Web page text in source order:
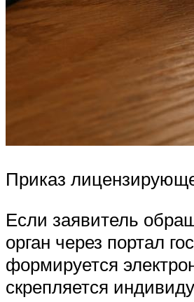
Приказ
Если заявитель
орган через портал
формируется
скрепляется